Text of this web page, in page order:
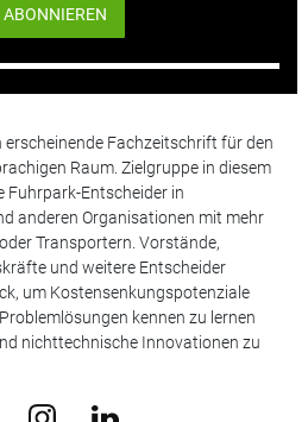
ABONNIEREN
Fachzeitschrift für den
Raum. Zielgruppe in diesem
Fuhrpark-Entscheider in
anderen Organisationen mit mehr
Transportern. Vorstände,
und weitere Entscheider
um Kostensenkungspotenziale
kennen zu lernen
nichttechnische Innovationen zu